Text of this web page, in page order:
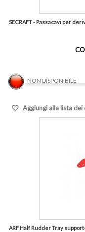
SECRAFT - Passacavi per
NON DISPONIBILE
Aggiungi alla lista dei
ARF Half Rudder Tray